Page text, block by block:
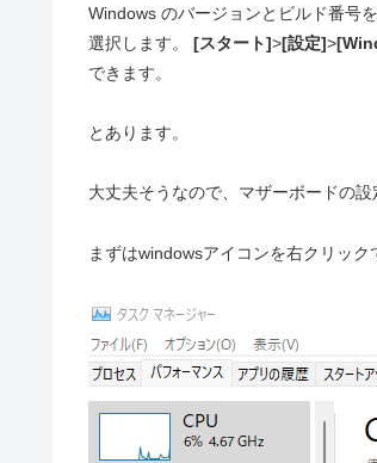
Windows のバージョンとビルド番号を
選択します。 [スタート]>[設定]>
できます。
とあります。
大丈夫そうなので、マザーボードの設
まずはwindowsアイコンを右クリッ